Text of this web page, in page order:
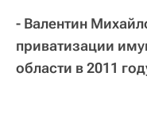
- Валентин
приватизации
области в 2011